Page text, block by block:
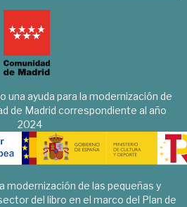
una ayuda para la modernización de
de Madrid correspondiente al año
2024
modernización de las pequeñas y
del libro en el marco del Plan de